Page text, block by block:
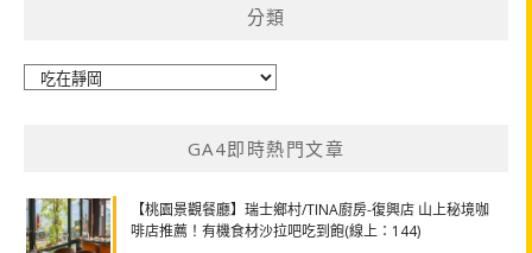
分類
GA4即時熱門文章
【桃園景觀餐廳】瑞士鄉村/TINA廚房-復興店 山上秘境咖
啡店推薦！有機食材沙拉吧吃到飽(線上：144)